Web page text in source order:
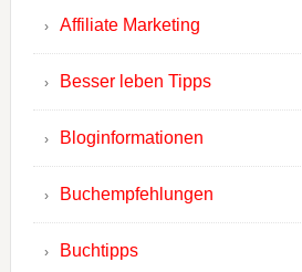
Affiliate Marketing
Besser leben Tipps
Bloginformationen
Buchempfehlungen
Buchtipps